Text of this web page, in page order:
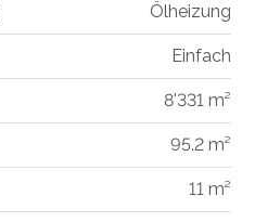
Ölheizung
Einfach
8'331 m²
95.2 m²
11 m²